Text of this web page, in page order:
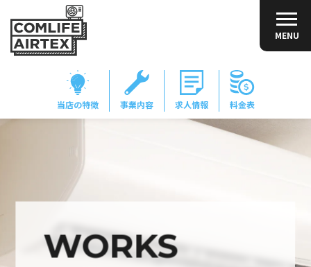
当店の特徴 事業内容 求人情報 料金表
MENU
WORKS